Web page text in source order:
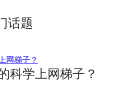
话题
网梯子？
科学上网梯子？